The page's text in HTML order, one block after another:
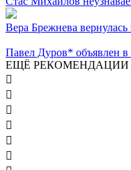
Вера Брежнева
Павел Дуров* объявлен
ЕЩЁ РЕКОМЕНДАЦИИ





